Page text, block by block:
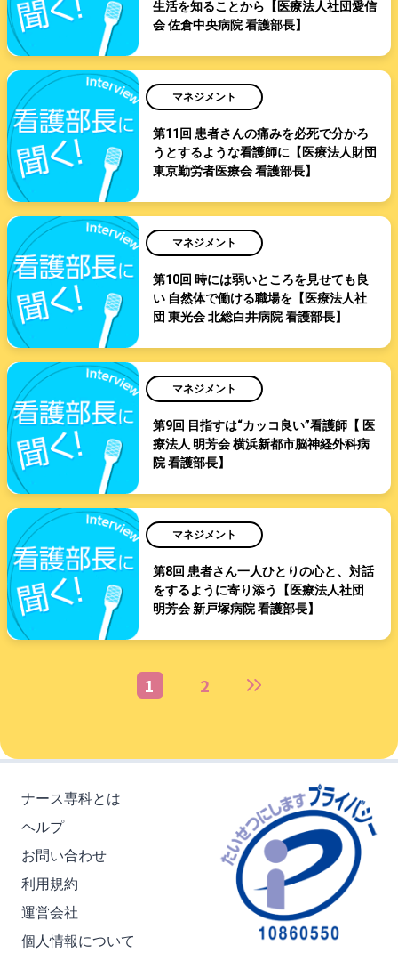
生活を知ることから【医療法人社団愛信
会 佐倉中央病院 看護部長】
マネジメント
第11回 患者さんの痛みを必死で分かろ
うとするような看護師に【医療法人財団
東京勤労者医療会 看護部長】
マネジメント
第10回 時には弱いところを見せても良
い 自然体で働ける職場を【医療法人社
団 東光会 北総白井病院 看護部長】
マネジメント
第9回 目指すは“カッコ良い”看護師【 医
療法人 明芳会 横浜新都市脳神経外科病
院 看護部長】
マネジメント
第8回 患者さん一人ひとりの心と、対話
をするように寄り添う【医療法人社団
明芳会 新戸塚病院 看護部長】
1 2
ナース専科とは
ヘルプ
お問い合わせ
利用規約
運営会社
個人情報について